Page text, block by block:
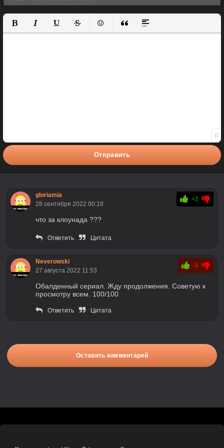
Полужирный
КурсивПодчеркнутый
ЗачеркнутыйВставить смайлик
Вставка цитаты
Вставка спойлера
0
Отправить
gloriamia
28 сентября 2022 00:18
+2
что за клоунада ???
Ответить Цитата
Neverowski
27 августа 2022 11:53
-5
Обалденный сериал. Жду продолжения. Советую к
просмотру всем. 100/100
Ответить Цитата
Оставить комментарий